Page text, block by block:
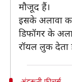
मौजूद हैं।
इसके अलावा
डिफॉगर के
रॉयल लुक देता